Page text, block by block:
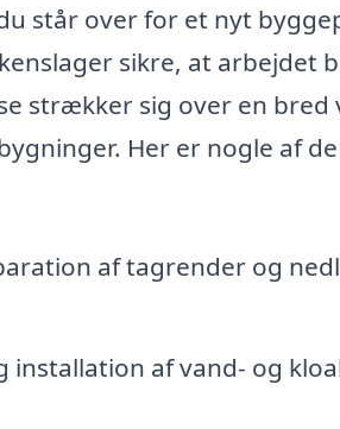
står over for et nyt
sikre, at arbejdet
strækker sig over en bred
Her er nogle af
af tagrender og
installation af vand- og